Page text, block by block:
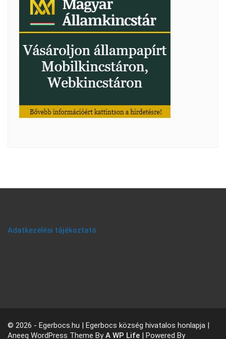
Adatkezelési tájékoztató
© 2026 - Egerbocs.hu | Egerbocs község hivatalos honlapja |
Aneeq WordPress Theme ByA WP Life | Powered By